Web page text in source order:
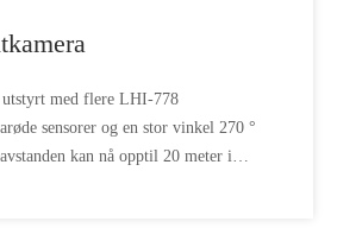
med flere LHI-778
sensorer og en stor vinkel 270 °
kan nå opptil 20 meter i